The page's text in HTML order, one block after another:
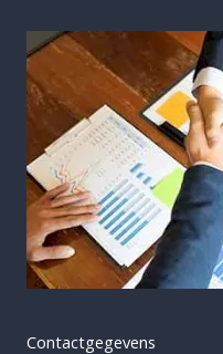
Contactgegevens